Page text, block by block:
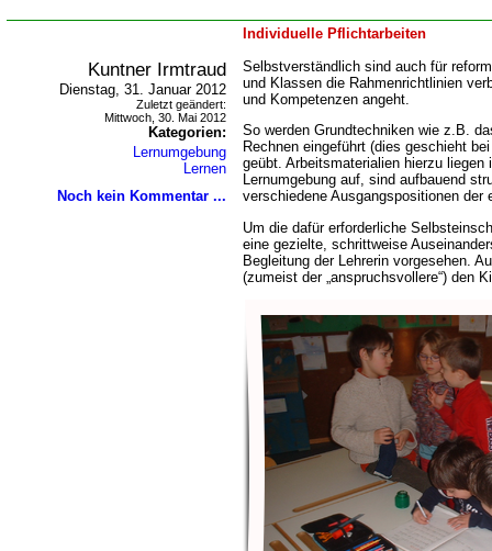
Individuelle Pflichtarbeiten
Kuntner Irmtraud
Dienstag, 31. Januar 2012
Zuletzt geändert:
Mittwoch, 30. Mai 2012
Kategorien:
Lernumgebung
Lernen
Noch kein Kommentar ...
Selbstverständlich sind auch für
und Klassen die Rahmenrichtlinien
und Kompetenzen angeht.
So werden Grundtechniken wie z.B.
Rechnen eingeführt (dies geschieht
geübt. Arbeitsmaterialien hierzu liegen
Lernumgebung auf, sind aufbauend
verschiedene Ausgangspositionen der
Um die dafür erforderliche
eine gezielte, schrittweise
Begleitung der Lehrerin vorgesehen.
(zumeist der „anspruchsvollere“) den